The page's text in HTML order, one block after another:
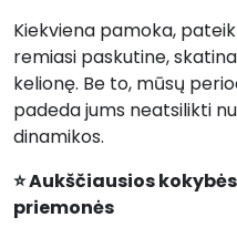
Kiekviena pamoka,
remiasi paskutine,
kelionę. Be to, mūsų
padeda jums neatsilikti
dinamikos.
⭐ Aukščiausios
priemonės